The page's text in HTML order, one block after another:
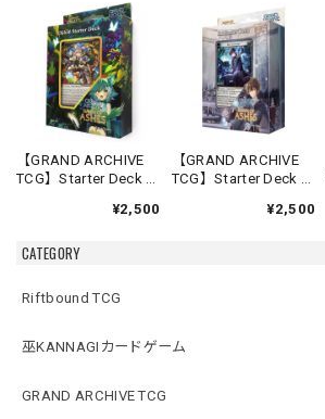
CATEGORY
Riftbound TCG
巫KANNAGIカードゲーム
GRAND ARCHIVE TCG
【GRAND ARCHIVE
TCG】Starter Deck -
Ashes】《英語版》
¥2,500
【GRAND ARCHIVE
TCG】Starter Deck -
Ashes】《英語版》
¥2,500